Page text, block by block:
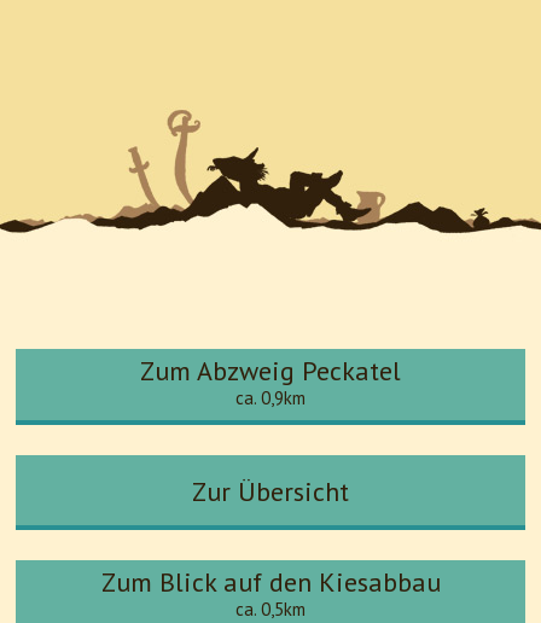
Zum Abzweig Peckatel
ca. 0,9km
Zur Übersicht
Zum Blick auf den Kiesabbau
ca. 0,5km